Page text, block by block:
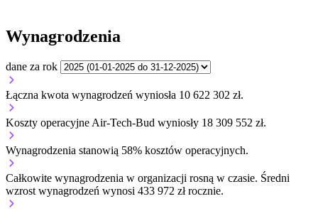
Wynagrodzenia
dane za rok
Łączna kwota wynagrodzeń wyniosła 10 622 302 zł.
Koszty operacyjne Air-Tech-Bud wyniosły 18 309 552 zł.
Wynagrodzenia stanowią 58% kosztów operacyjnych.
Całkowite wynagrodzenia w organizacji rosną w czasie. Średni
wzrost wynagrodzeń wynosi 433 972 zł rocznie.